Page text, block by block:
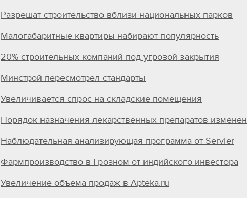
Разрешат строительство вблизи национальных парков
Малогабаритные квартиры набирают популярность
20% строительных компаний под угрозой закрытия
Минстрой пересмотрел стандарты
Увеличивается спрос на складские помещения
Порядок назначения лекарственных препаратов изменен
Наблюдательная анализирующая программа от Servier
Фармпроизводство в Грозном от индийского инвестора
Увеличение объема продаж в Apteka.ru